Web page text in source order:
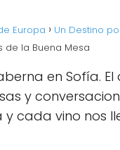
Europa Un Destino
de la Buena Mesa
en Sofía.
y
cada vino nos